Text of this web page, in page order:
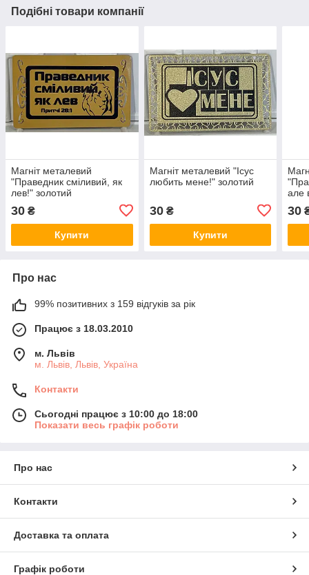
Подібні товари компанії
Магніт металевий
"Праведник сміливий, як
лев!" золотий
30 ₴
Купити
Магніт металевий "Ісус
любить мене!" золотий
30₴
Купити
але
30
Про нас
99% позитивних з 159 відгуків за рік
Працює з 18.03.2010
м. Львів
м. Львів, Львів, Україна
Контакти
Сьогодні працює з 10:00 до 18:00
Показати весь графік роботи
Про нас
Контакти
Доставка та оплата
Графік роботи